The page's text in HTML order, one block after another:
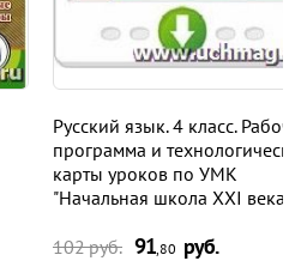
Русский язык. 4 класс.
программа и
карты уроков по УМК
"Начальная школа XXI
через Интернет
102 руб. 91 ,80 руб.